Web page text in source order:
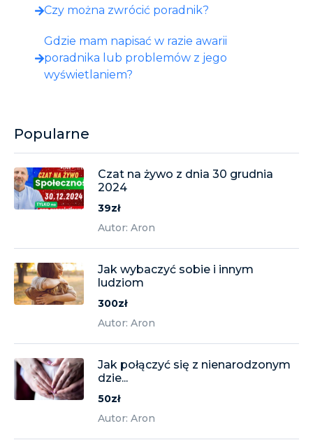
Czy można zwrócić poradnik?
Gdzie mam napisać w razie awarii
poradnika lub problemów z jego
wyświetlaniem?
Popularne
Czat na żywo z dnia 30 grudnia
2024
39zł
Autor: Aron
Jak wybaczyć sobie i innym
ludziom
300zł
Autor: Aron
Jak połączyć się z nienarodzonym
dzie...
50zł
Autor: Aron